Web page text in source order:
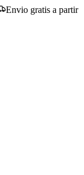
Envio gratis a partir